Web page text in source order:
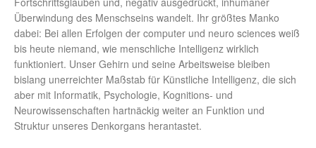
Überwindung des Menschseins wandelt. Ihr größtes Manko
dabei: Bei allen Erfolgen der computer und neuro sciences weiß
bis heute niemand, wie menschliche Intelligenz wirklich
funktioniert. Unser Gehirn und seine Arbeitsweise bleiben
bislang unerreichter Maßstab für Künstliche Intelligenz, die sich
aber mit Informatik, Psychologie, Kognitions- und
Neurowissenschaften hartnäckig weiter an Funktion und
Struktur unseres Denkorgans herantastet.